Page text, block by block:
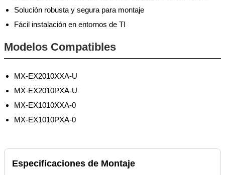
Solución robusta y segura para montaje
Fácil instalación en entornos de TI
Modelos Compatibles
MX-EX2010XXA-U
MX-EX2010PXA-U
MX-EX1010XXA-0
MX-EX1010PXA-0
Especificaciones de Montaje